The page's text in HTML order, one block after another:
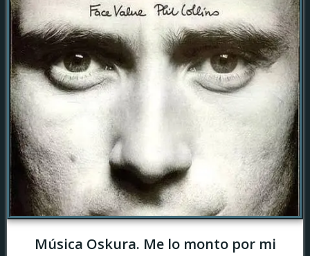
Música Oskura. Me lo monto por mi